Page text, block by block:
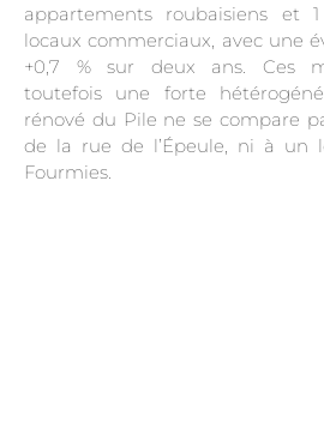
appartements roubaisiens et
locaux commerciaux, avec une
+0,7 % sur deux ans. Ces
toutefois une forte
rénové du Pile ne se compare
de la rue de l’Épeule, ni à un
Fourmies.